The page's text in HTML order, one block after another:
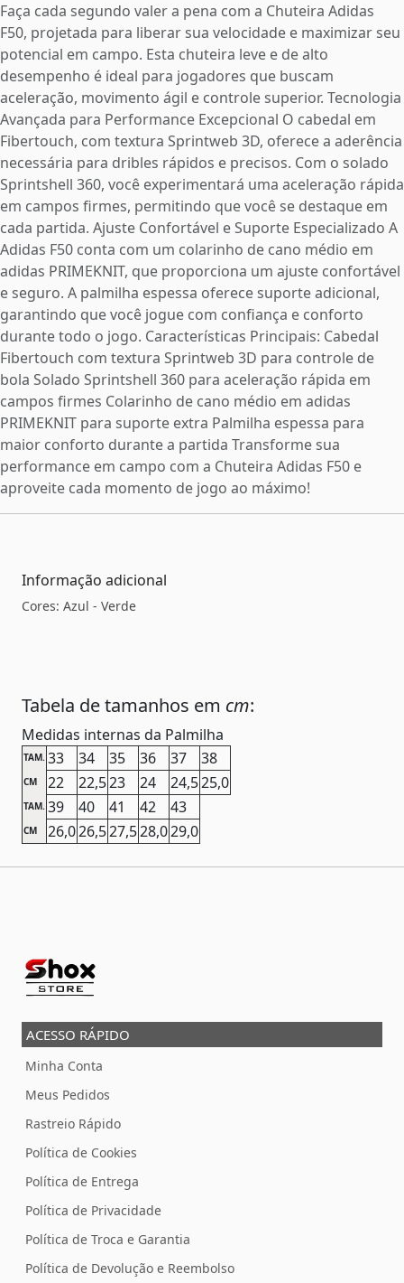
Faça cada segundo valer a pena com a Chuteira Adidas
F50, projetada para liberar sua velocidade e maximizar seu
potencial em campo. Esta chuteira leve e de alto
desempenho é ideal para jogadores que buscam
aceleração, movimento ágil e controle superior. Tecnologia
Avançada para Performance Excepcional O cabedal em
Fibertouch, com textura Sprintweb 3D, oferece a aderência
necessária para dribles rápidos e precisos. Com o solado
Sprintshell 360, você experimentará uma aceleração rápida
em campos firmes, permitindo que você se destaque em
cada partida. Ajuste Confortável e Suporte Especializado A
Adidas F50 conta com um colarinho de cano médio em
adidas PRIMEKNIT, que proporciona um ajuste confortável
e seguro. A palmilha espessa oferece suporte adicional,
garantindo que você jogue com confiança e conforto
durante todo o jogo. Características Principais: Cabedal
Fibertouch com textura Sprintweb 3D para controle de
bola Solado Sprintshell 360 para aceleração rápida em
campos firmes Colarinho de cano médio em adidas
PRIMEKNIT para suporte extra Palmilha espessa para
maior conforto durante a partida Transforme sua
performance em campo com a Chuteira Adidas F50 e
aproveite cada momento de jogo ao máximo!
Informação adicional
Cores: Azul - Verde
Tabela de tamanhos em cm:
Medidas internas da Palmilha
TAM. 33 34 35 36 37 38
CM 22 22,523 24 24,525,0
TAM. 39 40 41 42 43
CM 26,026,527,528,029,0
ACESSO RÁPIDO
Minha Conta
Meus Pedidos
Rastreio Rápido
Política de Cookies
Política de Entrega
Política de Privacidade
Política de Troca e Garantia
Política de Devolução e Reembolso